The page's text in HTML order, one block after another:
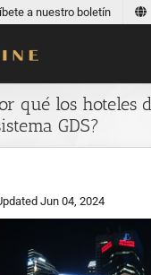
a nuestro boletín
qué los hoteles
GDS?
Jun 04, 2024